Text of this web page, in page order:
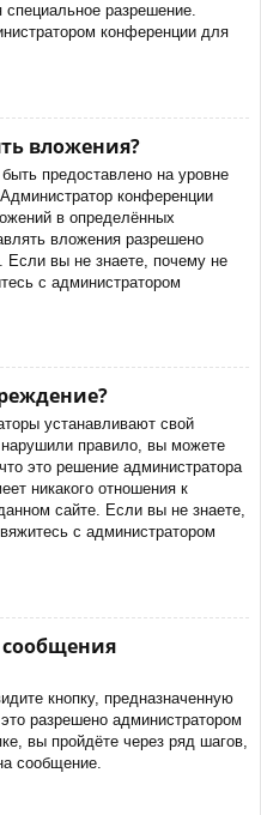
разрешение.
конференции для
вложения?
предоставлено на уровне
конференции
в определённых
вложения разрешено
Если вы не знаете, почему не
с администратором
устанавливают свой
правило, вы можете
это решение администратора
никакого отношения к
сайте. Если вы не знаете,
с администратором
кнопку, предназначенную
разрешено администратором
вы пройдёте через ряд шагов,
сообщение.